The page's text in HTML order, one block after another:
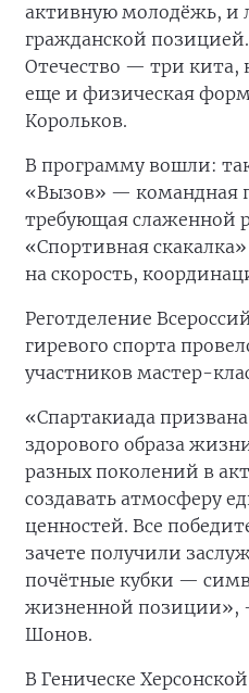
активную молодёжь, и
гражданской
Отечество — три кита,
еще и физическая
Корольков.
В программу вошли:
«Вызов» — командная
требующая слаженной
«Спортивная
на скорость,
Реготделение
гиревого спорта
участников мастер-
«Спартакиада
здорового образа
разных поколений в
создавать атмосферу
ценностей. Все
зачете получили
почётные кубки —
жизненной позиции»,
Шонов.
В Геническе